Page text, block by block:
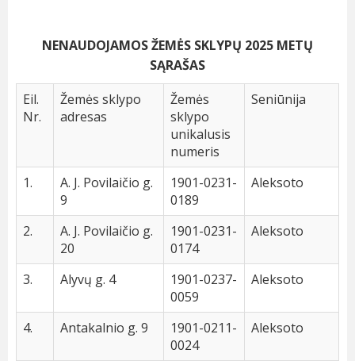
NENAUDOJAMOS ŽEMĖS SKLYPŲ 2025 METŲ
SĄRAŠAS
Eil.
Nr.
Žemės sklypo
adresas
Žemės
sklypo
unikalusis
numeris
Seniūnija
1.
A. J. Povilaičio g.
9
1901-0231-
0189
Aleksoto
2.
A. J. Povilaičio g.
20
1901-0231-
0174
Aleksoto
3. Alyvų g. 4
1901-0237-
0059
Aleksoto
4. Antakalnio g. 9
1901-0211-
0024
Aleksoto